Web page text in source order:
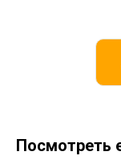
Посмотреть